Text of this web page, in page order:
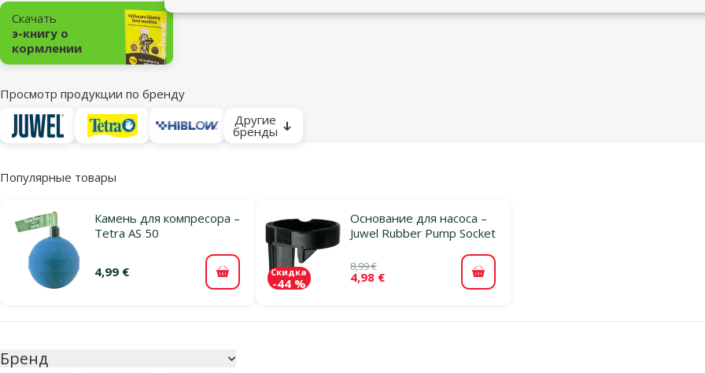
Подкатегория
Скачать
э-книгу о
кормлении
Просмотр продукции по бренду
Другие
бренды
Популярные товары
Камень для компресора –
Tetra AS 50
4,99 € В корзину
Основание для насоса –
Juwel Rubber Pump Socket
8,99 €
4,98 €
Скидка
-44 % В корзину
Бренд